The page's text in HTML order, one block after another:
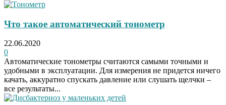
Что такое автоматический тонометр
22.06.2020
0
Автоматические тонометры считаются самыми точными и
удобными в эксплуатации. Для измерения не придется ничего
качать, аккуратно спускать давление или слушать щелчки –
все результаты...